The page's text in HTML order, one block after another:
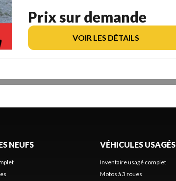
Prix sur demande
VOIR LES DÉTAILS
NEUFS VÉHICULES USAGÉS
Inventaire usagé complet
Motos à 3 roues